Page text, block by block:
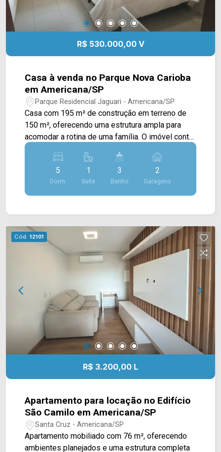
R$ 530.000,00 V
Casa à venda no Parque Nova Carioba
em Americana/SP
Parque Residencial Jaguari - Americana/SP
Casa com 195 m² de construção em terreno de
150 m², oferecendo uma estrutura ampla para
acomodar a rotina de uma família. O imóvel conta
com ambientes bem distribuídos e espaço
interno que permite diferentes possibilidades de
suíte, 3 banheiros e 2 vagas de garagem
cobertas. Entre os diferenciais informados estão
vagas cobertas; Localizada no Parque Nova
Carioba, em Americana/SP, a casa está próxima
ao Delta Supermercados Jaguari, Delta
Supermercados Terramérica e a farmácias e
serviços da região. O bairro também oferece fácil
acesso às principais vias de Americana,
facilitando os deslocamentos para diferentes
regiões da cidade. Entre em contato com a
equipe da Arbix Imóveis e agende sua visita!
WhatsApp e telefone: (19) 3475-4546 Arbix
Imóveis - Presente em cada momento.
5
Dorm.
1
Suite
3
Banho
2
Garagens
Cód. 12101
R$ 3.200,00 L
Apartamento para locação no Edifício
São Camilo em Americana/SP
Santa Cruz - Americana/SP
Apartamento mobiliado com 76 m², oferecendo
ambientes planejados e uma estrutura completa